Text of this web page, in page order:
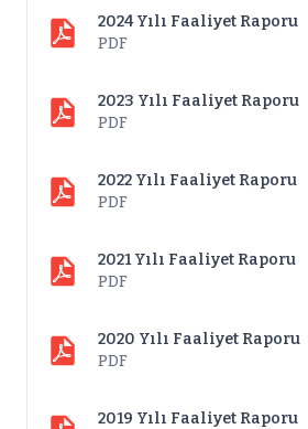
2024 Yılı Faaliyet Raporu
PDF
2023 Yılı Faaliyet Raporu
PDF
2022 Yılı Faaliyet Raporu
PDF
2021 Yılı Faaliyet Raporu
PDF
2020 Yılı Faaliyet Raporu
PDF
2019 Yılı Faaliyet Raporu